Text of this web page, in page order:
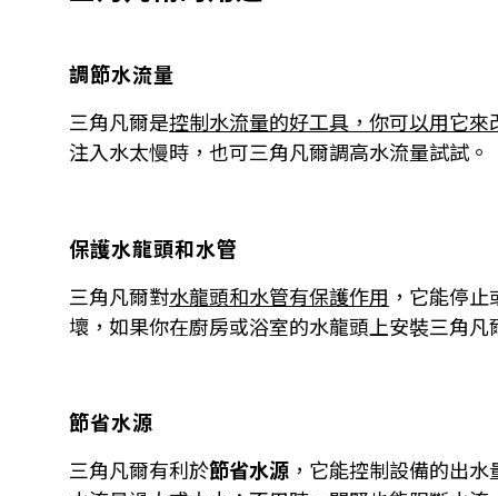
調節水流量
三角凡爾是控制水流量的好工具，你可以用它來
注入水太慢時，也可三角凡爾調高水流量試試。
保護水龍頭和水管
三角凡爾對水龍頭和水管有保護作用 ，它能停
壞，如果你在廚房或浴室的水龍頭上安裝三角凡
節省水源
三角凡爾有利於節省水源 ，它能控制設備的出